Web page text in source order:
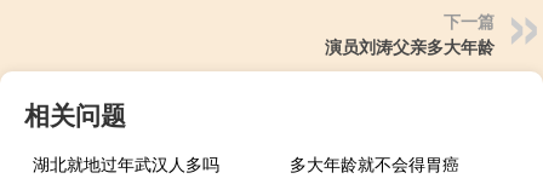
下一篇
演员刘涛父亲多大年龄
相关问题
湖北就地过年武汉人多吗
多大年龄就不会得胃癌